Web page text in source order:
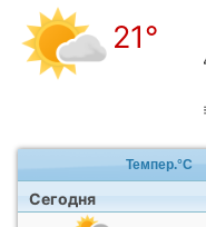
21°
Темпер.°C
Сегодня